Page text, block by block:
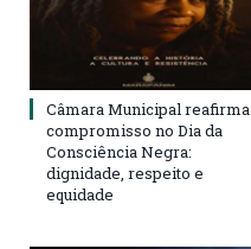
Câmara Municipal reafirma
compromisso no Dia da
Consciência Negra:
dignidade, respeito e
equidade